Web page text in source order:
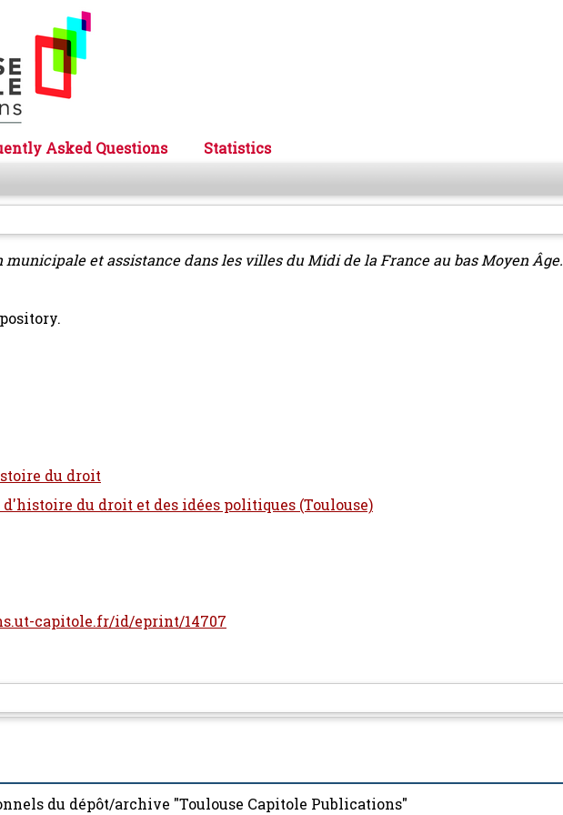
Asked Questions
Statistics
municipale et assistance dans les villes du Midi de la France au bas Moyen Âge.
du droit
du droit et des idées politiques (Toulouse)
capitole.fr/id/eprint/14707
du dépôt/archive "Toulouse Capitole Publications"